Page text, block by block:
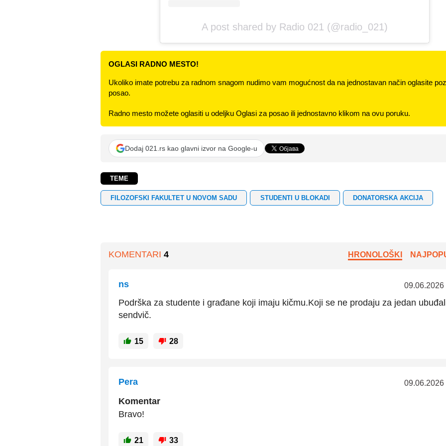
A post shared by Radio 021 (@radio_021)
OGLASI RADNO MESTO!
Ukoliko imate potrebu za radnom snagom nudimo vam mogućnost da na jednostavan način oglasite
posao.
Radno mesto možete oglasiti u odeljku Oglasi za posao ili jednostavno klikom na ovu poruku.
Dodaj 021.rs kao glavni izvor na Google-u
TEME
FILOZOFSKI FAKULTET U NOVOM SADU STUDENTI U BLOKADI DONATORSKA AKCIJA
KOMENTARI 4 HRONOLOŠKI
ns 09.06.2026
Podrška za studente i građane koji imaju kičmu.Koji se ne prodaju za jedan
sendvič.
15 28
Pera 09.06.2026
Komentar
Bravo!
21 33